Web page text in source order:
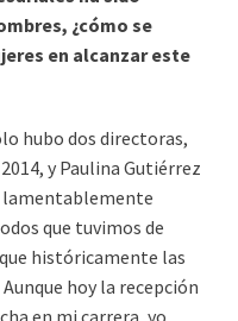
¿cómo se
en alcanzar este
hubo dos directoras,
y Paulina Gutiérrez
lamentablemente
que tuvimos de
históricamente las
hoy la recepción